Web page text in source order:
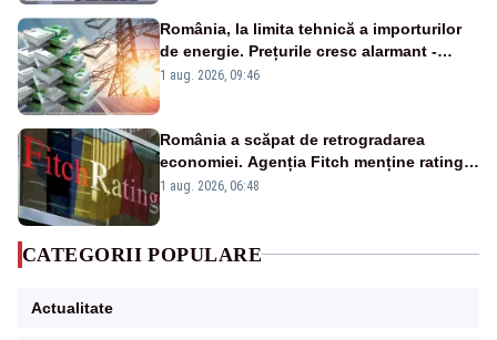
România, la limita tehnică a importurilor
de energie. Prețurile cresc alarmant -
Analiză Realitatea Plus
1 aug. 2026, 09:46
România a scăpat de retrogradarea
economiei. Agenția Fitch menține ratingul
„BBB-” cu perspectivă negativă
1 aug. 2026, 06:48
CATEGORII POPULARE
Actualitate